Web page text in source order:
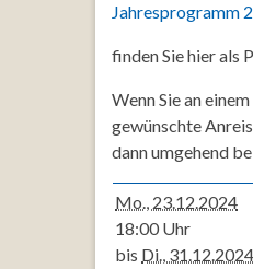
Jahresprogramm
finden Sie hier als
Wenn Sie an
gewünschte
dann umgehend
Mo., 23.12.2024
18:00 Uhr
bis Di., 31.12.2024